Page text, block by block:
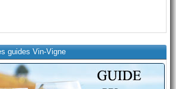
guides Vin-Vigne